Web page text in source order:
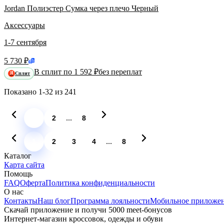
Jordan Полиэстер Сумка через плечо Черный
Аксессуары
1-7 сентября
5 730 ₽
Я Сплит В сплит по 1 592 ₽без переплат
Показано 1-32 из 241
2 ... 8
2 3 4 ... 8
Каталог
Карта сайта
Помощь
FAQОфертаПолитика конфиденциальности
О нас
КонтактыНаш блогПрограмма лояльностиМобильное
Скачай приложение и получи 5000 meet-бонусов
Интернет-магазин кроссовок, одежды и обуви